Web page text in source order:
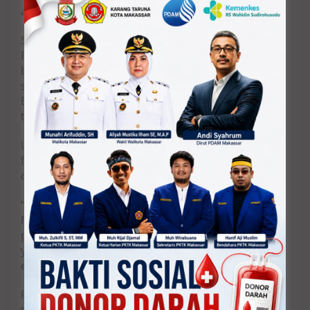
aston tersebut.
Sementara, Marcomm Manager ASTON Makassar
Rari Maharani mengatakan, adanya paket
berpuasa harga terbaik ini tentunya dapat menjadi
salah satu pilihan tempat untuk berbuka puasa.
Baik bersama keluarga, rekan, mitra hingga orang
terkasih.
Untuk pemilihan ON20 Hall, merupakan lokasi
favorit bagi pengunjung saat berbuka puasa
denganview sunsetyang memukau.
“ON20 Hall masih menjadi tempat favorit di ASTON
Makassar dan nantinya akan menjadi pilihan yang
pas saat berbuka, karena memiliki view sunset
yang luar biasa dan pastinya makanan terjamin
enak,” katanya.
Pada paket ini, pihaknya juga menyediakan promo